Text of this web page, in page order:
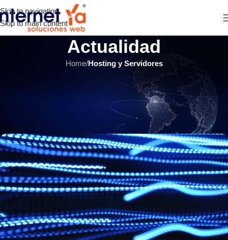
Skip to navigation
Skip to main content
Actualidad
Home/Hosting y Servidores
ÚLTIMOS ARTÍCULOS
¿Qué es un ataque de
denegación de servicios DDoS?
INTERNET YA Soluciones Web el 30 abril, 2018